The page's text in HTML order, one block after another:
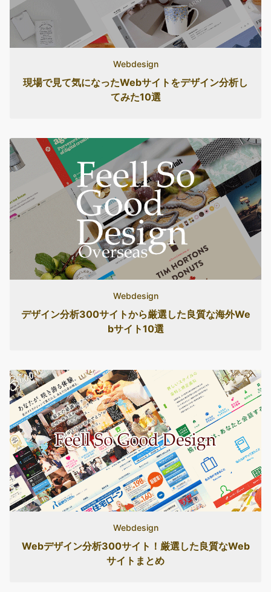
Webdesign
現場で見て気になったWebサイトをデザイン分析し
てみた10選
Webdesign
デザイン分析300サイトから厳選した良質な海外We
bサイト10選
Webdesign
Webデザイン分析300サイト！厳選した良質なWeb
サイトまとめ